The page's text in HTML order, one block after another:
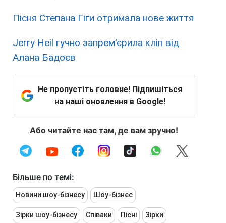
Пісня Степана Гіги отримала нове життя
Jerry Heil гучно запрем'єрила кліп від
Алана Бадоєв
Не пропустіть головне! Підпишіться
на наші оновлення в Google!
Або читайте нас там, де вам зручно!
Більше по темі:
Новини шоу-бізнесу Шоу-бізнес
Зірки шоу-бізнесу Співаки Пісні Зірки